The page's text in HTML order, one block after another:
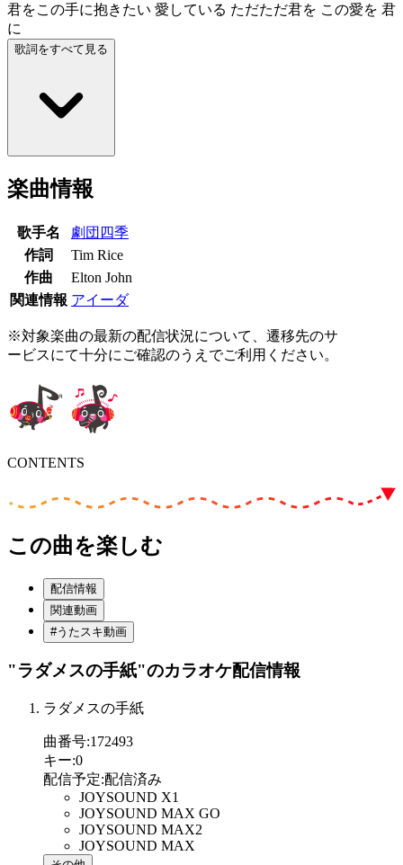
君をこの手に抱きたい 愛している ただただ君を この愛を 君
に
歌詞をすべて見る
楽曲情報
歌手名
劇団四季
作詞
Tim Rice
作曲
Elton John
関連情報 アイーダ
※対象楽曲の最新の配信状況について、遷移先のサ
ービスにて十分にご確認のうえでご利用ください。
CONTENTS
この曲を楽しむ
配信情報
関連動画
#うたスキ動画
"ラダメスの手紙"のカラオケ配信情報
ラダメスの手紙
曲番号:172493
キー:0
配信予定:配信済み
JOYSOUND X1
JOYSOUND MAX GO
JOYSOUND MAX2
JOYSOUND MAX